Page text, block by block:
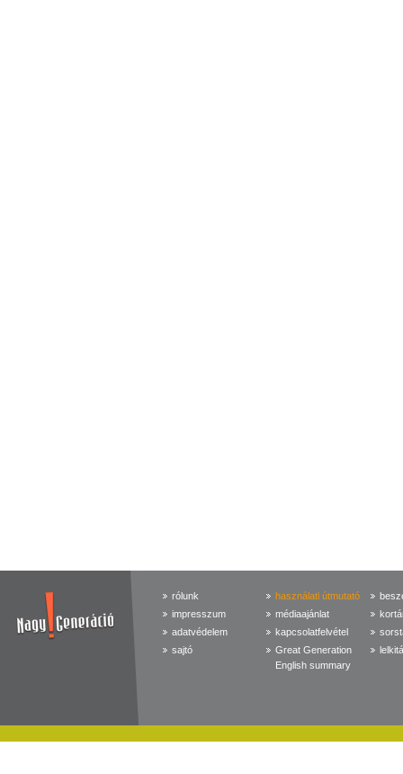
rólunk
impresszum
adatvédelem
sajtó
használati útmutató
médiaajánlat
kapcsolatfelvétel
Great Generation
English summary